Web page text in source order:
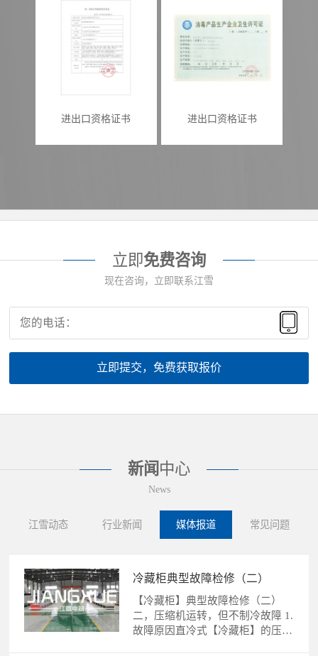
进出口资格证书 进出口资格证书
立即免费咨询
现在咨询，立即联系江雪
立即提交，免费获取报价
新闻 中心
News
江雪动态 行业新闻 媒体报道 常见问题
冷藏柜典型故障检修（二）
【冷藏柜】典型故障检修（二）
二，压缩机运转，但不制冷故障 1.
故障原因直冷式【冷藏柜】的压缩